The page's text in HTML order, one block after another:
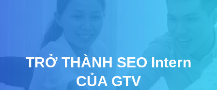
TRỞ THÀNH SEO Intern
CỦA GTV